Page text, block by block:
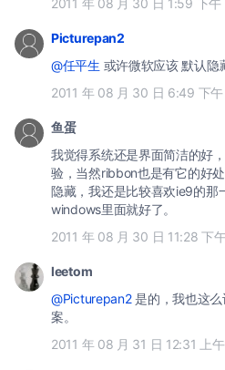
2011 年 08 月 30 日 1:59 下午
Picturepan2
@任平生 或许微软应该 默认隐
2011 年 08 月 30 日 6:49 下午
鱼蛋
我觉得系统还是界面简洁的好
验，当然ribbon也是有它的好
隐藏，我还是比较喜欢ie9的那
windows里面就好了。
2011 年 08 月 30 日 11:28 下
leetom
@Picturepan2是的，我也这么
案。
2011 年 08 月 31 日 12:31 上午